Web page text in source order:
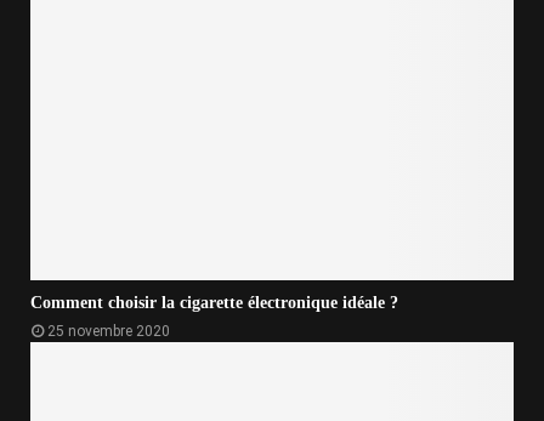
Comment choisir la cigarette électronique idéale ?
25 novembre 2020